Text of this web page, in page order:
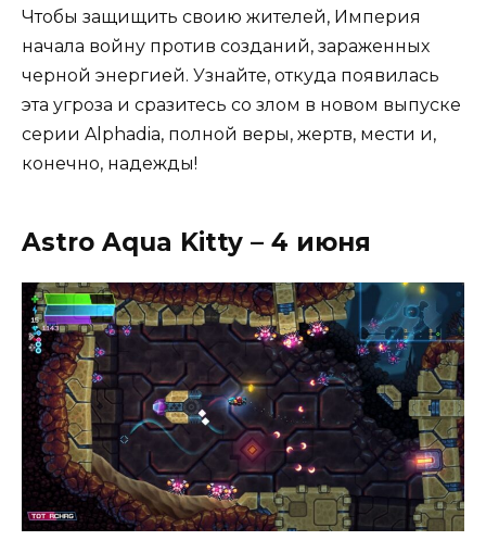
Чтобы защищить своию жителей, Империя
начала войну против созданий, зараженных
черной энергией. Узнайте, откуда появилась
эта угроза и сразитесь со злом в новом выпуске
серии Alphadia, полной веры, жертв, мести и,
конечно, надежды!
Astro Aqua Kitty – 4 июня